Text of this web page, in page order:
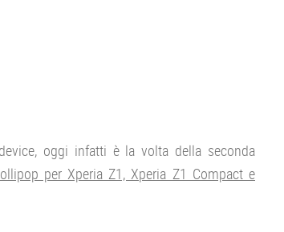
oggi infatti è la volta della seconda
per Xperia Z1, Xperia Z1 Compact e